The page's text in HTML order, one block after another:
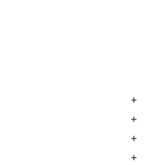
+
+
+
+